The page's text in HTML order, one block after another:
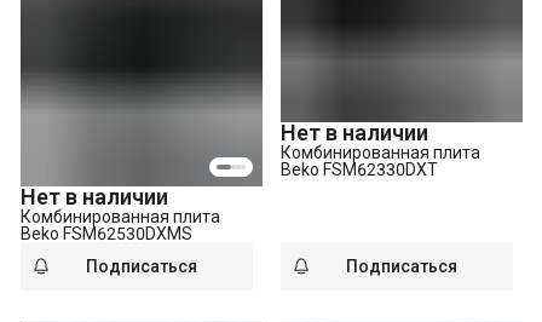
Нет в наличии
Комбинированная плита
Beko FSM62530DXMS
Подписаться
Нет в наличии
Комбинированная плита
Beko FSM62330DXT
Подписаться